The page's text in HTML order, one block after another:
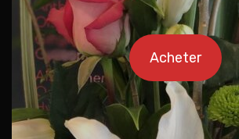
Acheter